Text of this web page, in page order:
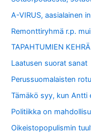
A-VIRUS, aasialainen
Remonttiryhmä r.p.
TAPAHTUMIEN
Laatusen suorat sanat
Perussuomalaisten
Tämäkö syy, kun Antti
Politiikka on
Oikeistopopulismin